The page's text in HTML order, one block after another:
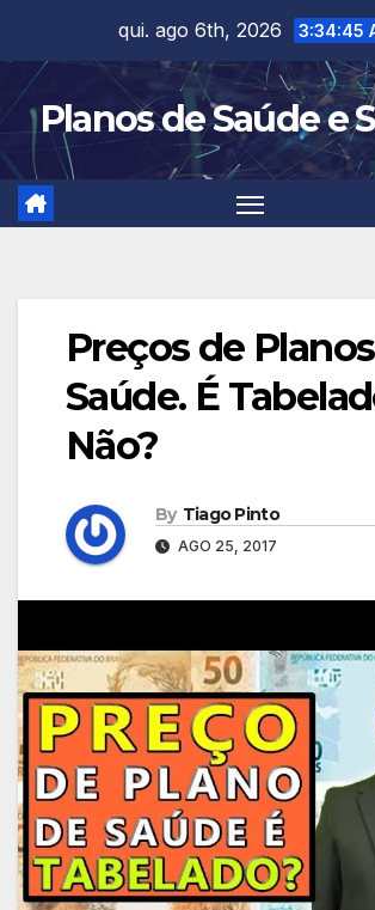
content
qui. ago 6th, 2026 3:34:46
Planos de Saúde e
Preços de
Saúde. É
Não?
By Tiago Pinto
AGO 25, 2017